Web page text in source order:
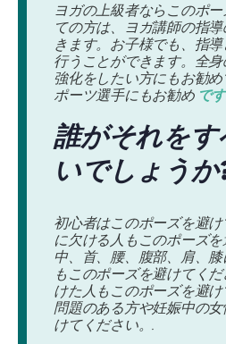
ヨガの上級者ならこのポ
ての方は、ヨガ講師の指
きます。お子様でも、指
行うことができます。全
強化をしたい方にもお勧
ポーツ選手にもお勧め です
誰がそれを
いでしょうか
初心者はこのポーズを避
に欠ける人もこのポーズ
中、首、腰、腹部、肩、
もこのポーズを避けてく
けた人もこのポーズを避
問題のある方や妊娠中の
けてください。.